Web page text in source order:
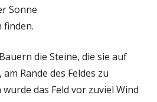
Sonne
finden.
die Steine, die sie auf
Rande des Feldes zu
das Feld vor zuviel Wind